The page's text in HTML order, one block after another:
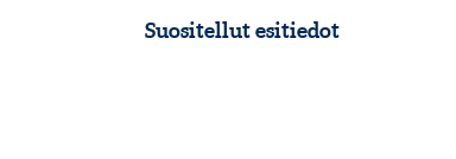
Suositellut esitiedot